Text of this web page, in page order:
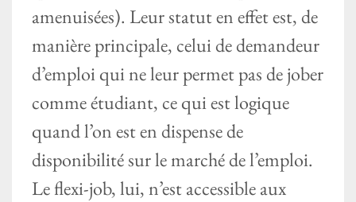
amenuisées). Leur statut en effet est, de
manière principale, celui de demandeur
d’emploi qui ne leur permet pas de jober
comme étudiant, ce qui est logique
quand l’on est en dispense de
disponibilité sur le marché de l’emploi.
Le flexi-job, lui, n’est accessible aux